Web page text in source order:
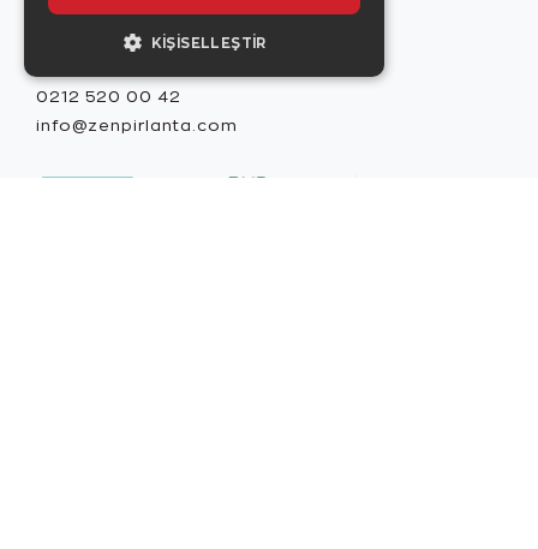
0212 520 00 42
info@zenpirlanta.com
KIŞISELLEŞTIR